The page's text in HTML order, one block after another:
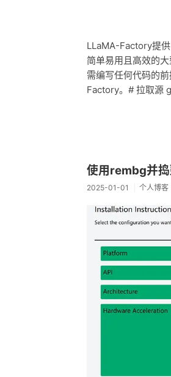
LLaMA-Factory提
简单易用且高效的
需编写任何代码的
Factory。# 拉取源
使用rembg并
2025-01-01 个人博客